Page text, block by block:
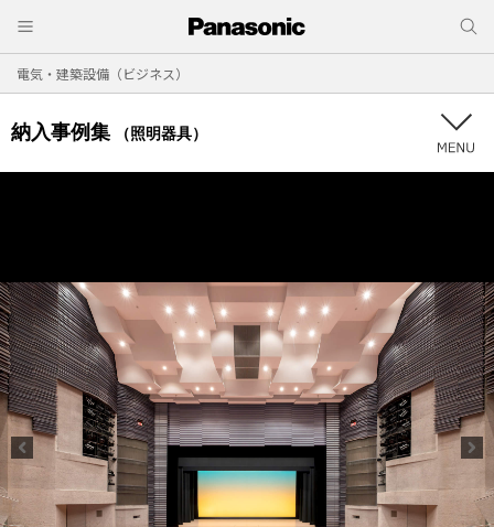
電気・建築設備（ビジネス）
納入事例集 （照明器具）